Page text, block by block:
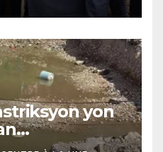
yon
lespri moun